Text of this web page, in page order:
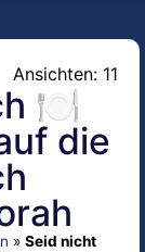
Ansichten: 11
🍽️
die
» Seid nicht